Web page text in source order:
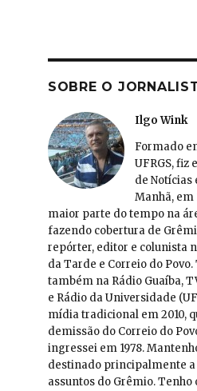
SOBRE O
Ilgo Wink
Formado
UFRGS, fiz
de Notícias
Manhã, em
maior parte do tempo na
fazendo cobertura de
repórter, editor e colunista
da Tarde e Correio do
também na Rádio Guaíba,
e Rádio da Universidade
mídia tradicional em 2010,
demissão do Correio do
ingressei em 1978.
destinado principalmente a
assuntos do Grêmio. Tenho